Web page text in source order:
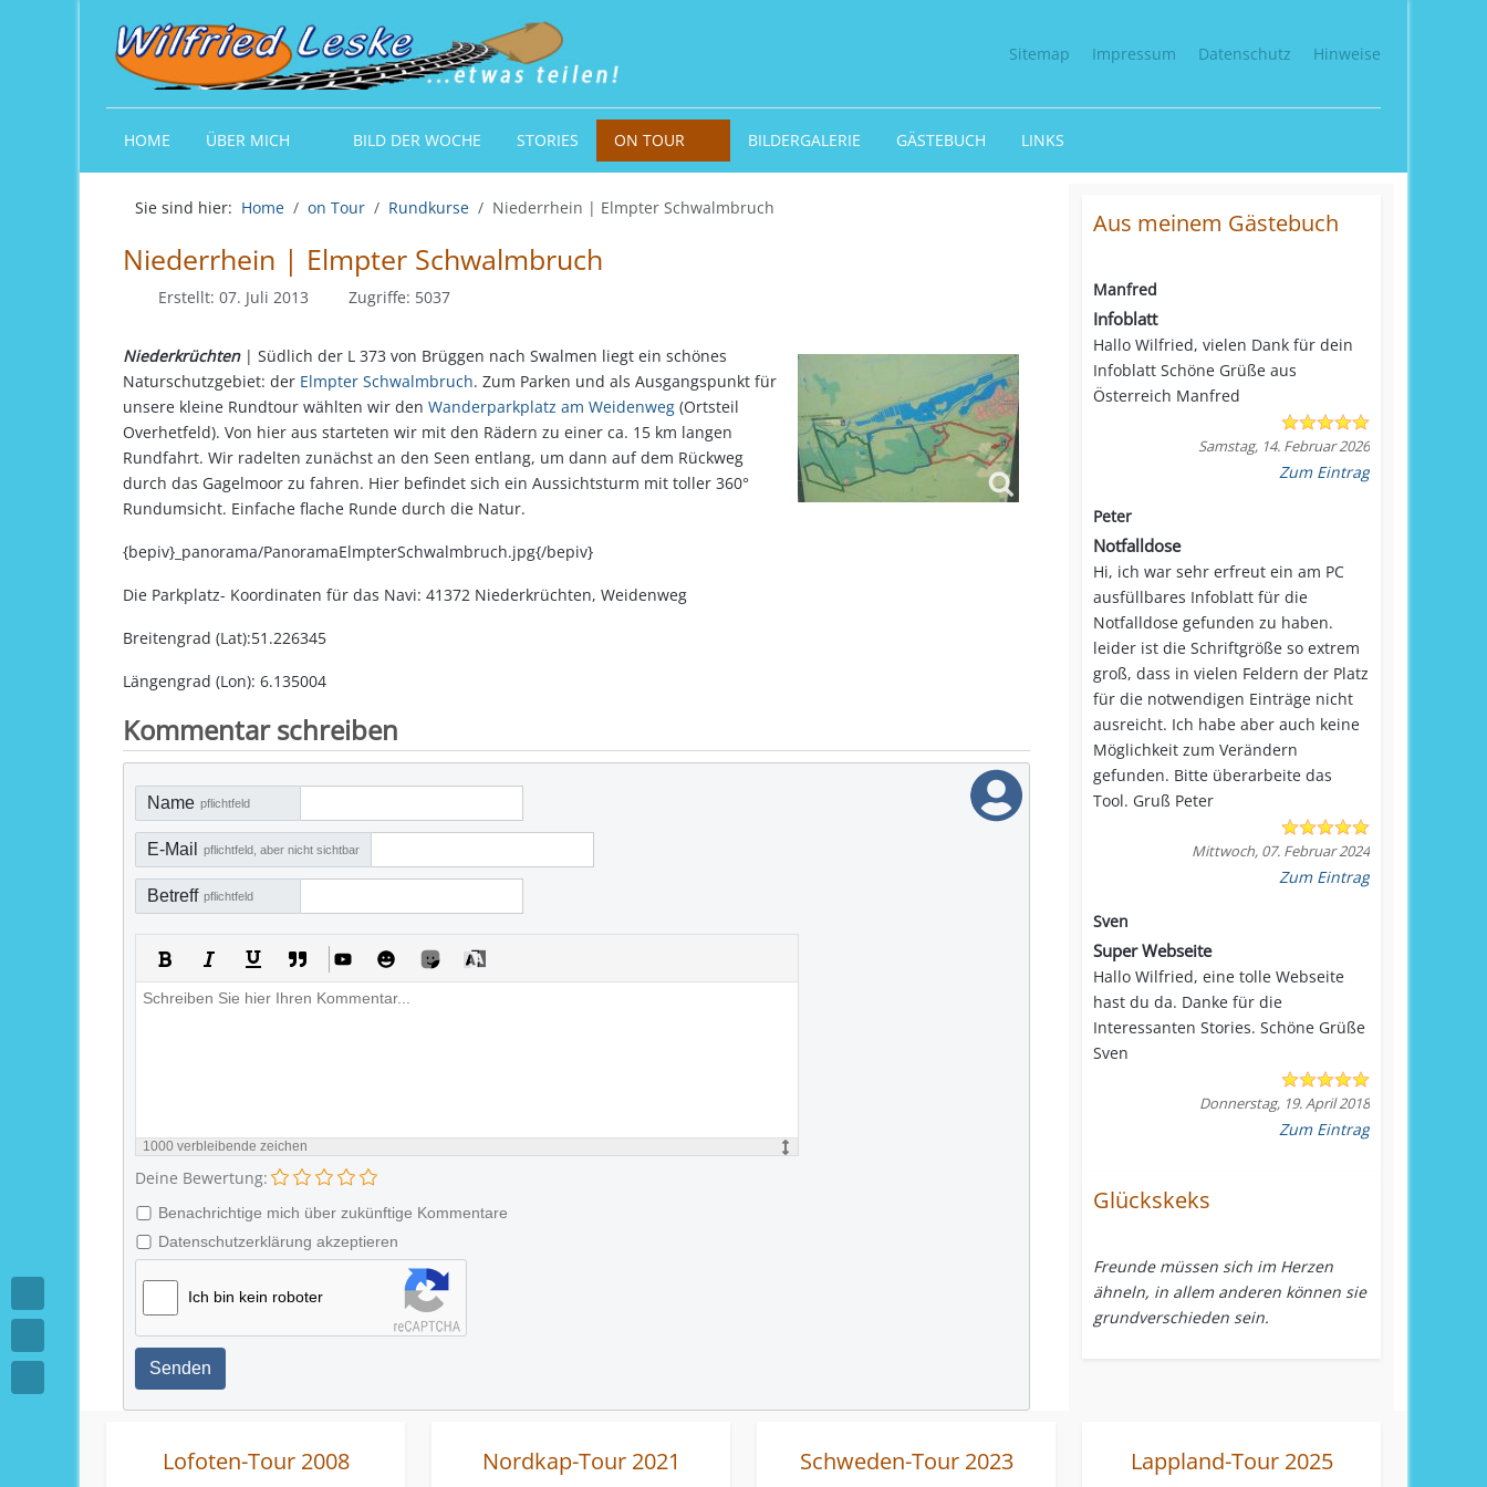
Sitemap Impressum Datenschutz Hinweise
HOME ÜBER MICH BILD DER WOCHE STORIES ON TOUR BILDERGALERIE GÄSTEBUCH LINKS
Sie sind hier: Home on Tour Rundkurse Niederrhein | Elmpter Schwalmbruch
Niederrhein | Elmpter Schwalmbruch
Erstellt: 07. Juli 2013 Zugriffe: 5037
Niederkrüchten| Südlich der L 373 von Brüggen nach Swalmen liegt ein schönes
Naturschutzgebiet: der Elmpter Schwalmbruch. Zum Parken und als Ausgangspunkt für
unsere kleine Rundtour wählten wir den Wanderparkplatz am Weidenweg (Ortsteil
Overhetfeld). Von hier aus starteten wir mit den Rädern zu einer ca. 15 km langen
Rundfahrt. Wir radelten zunächst an den Seen entlang, um dann auf dem Rückweg
durch das Gagelmoor zu fahren. Hier befindet sich ein Aussichtsturm mit toller 360°
Rundumsicht. Einfache flache Runde durch die Natur.
{bepiv}_panorama/PanoramaElmpterSchwalmbruch.jpg{/bepiv}
Die Parkplatz- Koordinaten für das Navi: 41372 Niederkrüchten, Weidenweg
Breitengrad (Lat):51.226345
Längengrad (Lon): 6.135004
Kommentar schreiben
Name pflichtfeld
E-Mail pflichtfeld, aber nicht sichtbar
Betreff pflichtfeld
1000 verbleibende zeichen
Deine Bewertung:
Benachrichtige mich über zukünftige Kommentare
Datenschutzerklärung akzeptieren
Ich bin kein roboter
Senden
Aus meinem Gästebuch
Manfred
Infoblatt
Hallo Wilfried, vielen Dank für dein
Infoblatt Schöne Grüße aus
Österreich Manfred
Samstag, 14. Februar 2026
Zum Eintrag
Peter
Notfalldose
Hi, ich war sehr erfreut ein am PC
ausfüllbares Infoblatt für die
Notfalldose gefunden zu haben.
leider ist die Schriftgröße so extrem
groß, dass in vielen Feldern der Platz
für die notwendigen Einträge nicht
ausreicht. Ich habe aber auch keine
Möglichkeit zum Verändern
gefunden. Bitte überarbeite das
Tool. Gruß Peter
Mittwoch, 07. Februar 2024
Zum Eintrag
Sven
Super Webseite
Hallo Wilfried, eine tolle Webseite
hast du da. Danke für die
Interessanten Stories. Schöne Grüße
Sven
Donnerstag, 19. April 2018
Zum Eintrag
Glückskeks
Freunde müssen sich im Herzen
ähneln, in allem anderen können sie
grundverschieden sein.
Lofoten-Tour 2008 Nordkap-Tour 2021 Schweden-Tour 2023 Lappland-Tour 2025